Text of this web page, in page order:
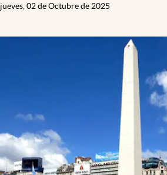
jueves, 02 de Octubre de 2025